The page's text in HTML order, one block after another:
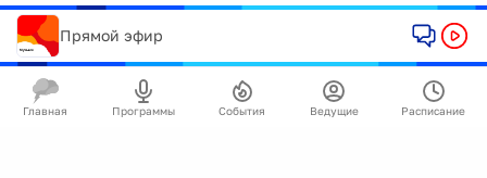
Прямой эфир
Главная Программы События Ведущие Расписание